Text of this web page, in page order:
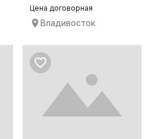
инструмента
Цена договорная
Владивосток